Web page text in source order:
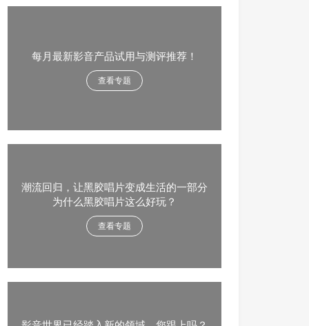
每月最新影音产品试用与测评推荐！
查看专题
潮流回归，让黑胶唱片变成生活的一部分
为什么黑胶唱片这么好玩？
查看专题